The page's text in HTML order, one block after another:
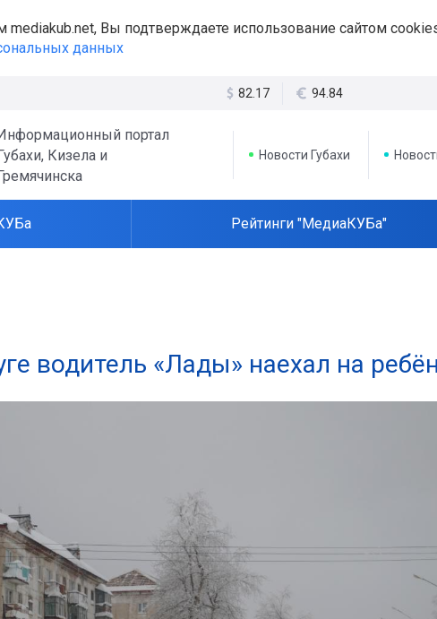
mediakub.net, Вы подтверждаете использование сайтом
данных
82.17 94.84
портал
Кизела и
Новости Губахи
Рейтинги "МедиаКУБа"
водитель «Лады» наехал на